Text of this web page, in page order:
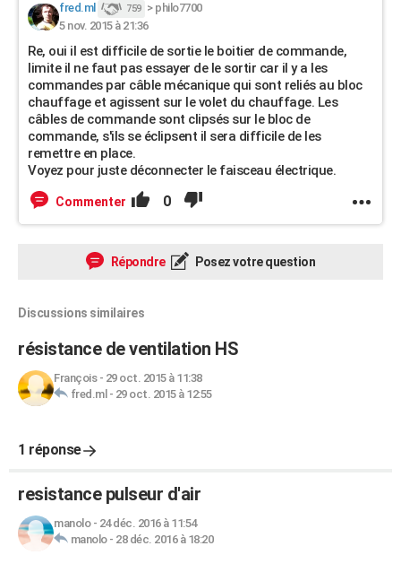
fred.ml 759 > philo7700
5 nov. 2015 à 21:36
Re, oui il est difficile de sortie le boitier de commande,
limite il ne faut pas essayer de le sortir car il y a les
commandes par câble mécanique qui sont reliés au bloc
chauffage et agissent sur le volet du chauffage. Les
câbles de commande sont clipsés sur le bloc de
commande, s'ils se éclipsent il sera difficile de les
remettre en place.
Voyez pour juste déconnecter le faisceau électrique.
Commenter 0
Répondre Posez votre question
Discussions similaires
résistance de ventilation HS
François- 29 oct. 2015 à 11:38
fred.ml - 29 oct. 2015 à 12:55
1 réponse
resistance pulseur d'air
manolo- 24 déc. 2016 à 11:54
manolo- 28 déc. 2016 à 18:20